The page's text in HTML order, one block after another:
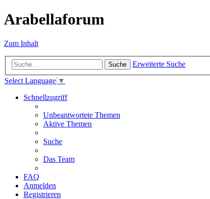
Arabellaforum
Zum Inhalt
Suche
Erweiterte Suche
Select Language ▼
Schnellzugriff
Unbeantwortete Themen
Aktive Themen
Suche
Das Team
FAQ
Anmelden
Registrieren